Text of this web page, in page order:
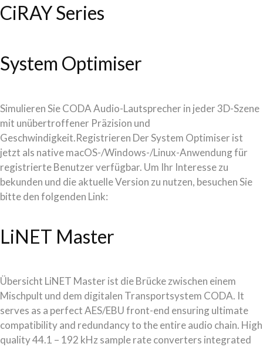
CiRAY Series
System Optimiser
Simulieren Sie CODA Audio-Lautsprecher in jeder 3D-Szene
mit unübertroffener Präzision und
Geschwindigkeit.Registrieren Der System Optimiser ist
jetzt als native macOS-/Windows-/Linux-Anwendung für
registrierte Benutzer verfügbar. Um Ihr Interesse zu
bekunden und die aktuelle Version zu nutzen, besuchen Sie
bitte den folgenden Link:
LiNET Master
Übersicht LiNET Master ist die Brücke zwischen einem
Mischpult und dem digitalen Transportsystem CODA. It
serves as a perfect AES/EBU front-end ensuring ultimate
compatibility and redundancy to the entire audio chain. High
quality 44.1 – 192 kHz sample rate converters integrated